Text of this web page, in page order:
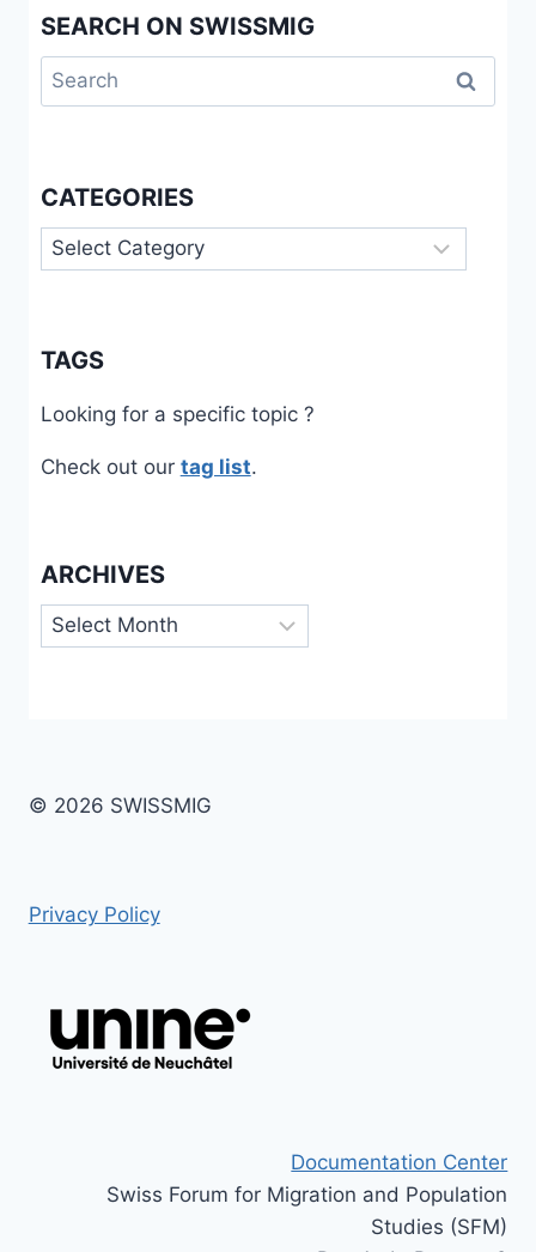
SEARCH ON SWISSMIG
Search
for:
CATEGORIES
Categories
TAGS
Looking for a specific topic ?
Check out our tag list.
ARCHIVES
Archives
© 2026 SWISSMIG
Privacy Policy
Documentation Center
Swiss Forum for Migration and Population
Studies (SFM)